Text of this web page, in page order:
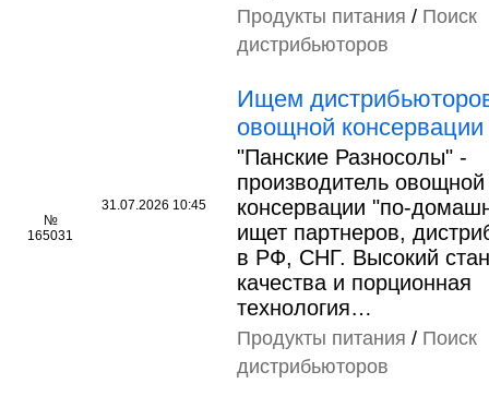
Продукты питания / Поиск
дистрибьюторов
№
165031
31.07.2026 10:45
Ищем
овощной консервации
"Панские Разносолы" -
производитель овощной
консервации "по-
ищет партнеров,
в РФ, СНГ. Высокий
качества и порционная
технология…
Продукты питания / Поиск
дистрибьюторов